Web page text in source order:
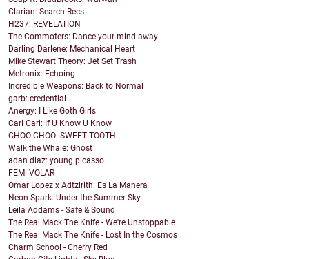
Clarian: Search Recs
H237: REVELATION
The Commoters: Dance your mind away
Darling Darlene: Mechanical Heart
Mike Stewart Theory: Jet Set Trash
Metronix: Echoing
Incredible Weapons: Back to Normal
garb: credential
Anergy: I Like Goth Girls
Cari Cari: If U Know U Know
CHOO CHOO: SWEET TOOTH
Walk the Whale: Ghost
adan diaz: young picasso
FEM: VOLAR
Omar Lopez x Adtzirith: Es La Manera
Neon Spark: Under the Summer Sky
Leila Addams - Safe & Sound
The Real Mack The Knife - We're Unstoppable
The Real Mack The Knife - Lost In the Cosmos
Charm School - Cherry Red